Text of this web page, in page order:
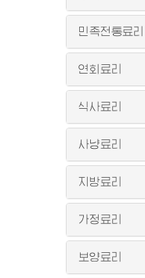
민족전통료리
연회료리
식사료리
사냥료리
지방료리
가정료리
보양료리